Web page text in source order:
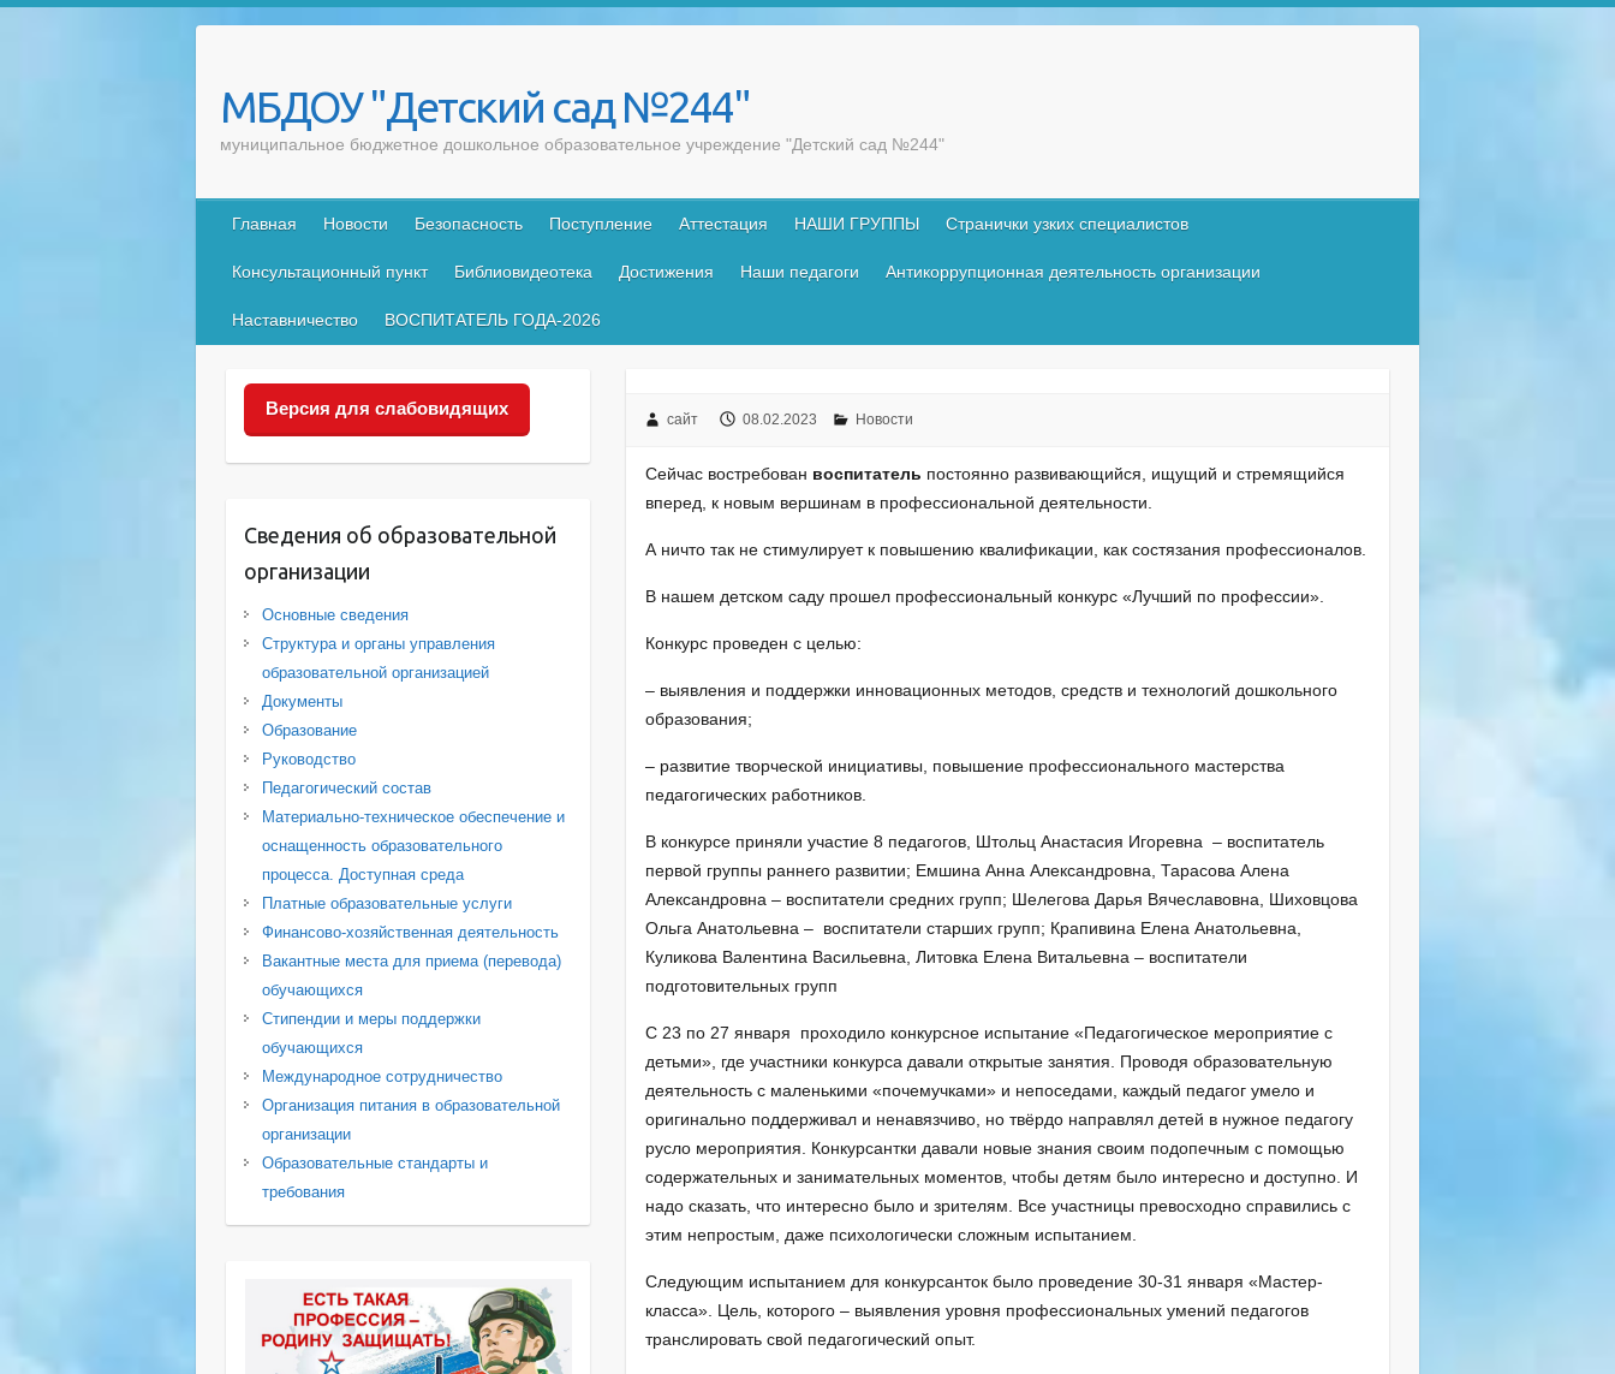
МБДОУ "Детский сад №244"
муниципальное бюджетное дошкольное образовательное учреждение "Детский сад №244"
Главная Новости Безопасность Поступление Аттестация НАШИ ГРУППЫ Странички узких специалистов
Консультационный пункт Библиовидеотека Достижения Наши педагоги Антикоррупционная деятельность организации
Наставничество ВОСПИТАТЕЛЬ ГОДА-2026
сайт 08.02.2023 Новости
Сейчас востребован воспитатель постоянно развивающийся, ищущий и стремящийся
вперед, к новым вершинам в профессиональной деятельности.
А ничто так не стимулирует к повышению квалификации, как состязания профессионалов.
В нашем детском саду прошел профессиональный конкурс «Лучший по профессии».
Конкурс проведен с целью:
– выявления и поддержки инновационных методов, средств и технологий дошкольного
образования;
– развитие творческой инициативы, повышение профессионального мастерства
педагогических работников.
В конкурсе приняли участие 8 педагогов, Штольц Анастасия Игоревна – воспитатель
первой группы раннего развитии; Емшина Анна Александровна, Тарасова Алена
Александровна – воспитатели средних групп; Шелегова Дарья Вячеславовна, Шиховцова
Ольга Анатольевна – воспитатели старших групп; Крапивина Елена Анатольевна,
Куликова Валентина Васильевна, Литовка Елена Витальевна – воспитатели
подготовительных групп
С 23 по 27 января проходило конкурсное испытание «Педагогическое мероприятие с
детьми», где участники конкурса давали открытые занятия. Проводя образовательную
деятельность с маленькими «почемучками» и непоседами, каждый педагог умело и
оригинально поддерживал и ненавязчиво, но твёрдо направлял детей в нужное педагогу
русло мероприятия. Конкурсантки давали новые знания своим подопечным с помощью
содержательных и занимательных моментов, чтобы детям было интересно и доступно. И
надо сказать, что интересно было и зрителям. Все участницы превосходно справились с
этим непростым, даже психологически сложным испытанием.
Следующим испытанием для конкурсанток было проведение 30-31 января «Мастер-
класса». Цель, которого – выявления уровня профессиональных умений педагогов
транслировать свой педагогический опыт.
Версия для слабовидящих
Сведения об образовательной
организации
Основные сведения
Структура и органы управления
образовательной организацией
Документы
Образование
Руководство
Педагогический состав
Материально-техническое обеспечение и
оснащенность образовательного
процесса. Доступная среда
Платные образовательные услуги
Финансово-хозяйственная деятельность
Вакантные места для приема (перевода)
обучающихся
Стипендии и меры поддержки
обучающихся
Международное сотрудничество
Организация питания в образовательной
организации
Образовательные стандарты и
требования